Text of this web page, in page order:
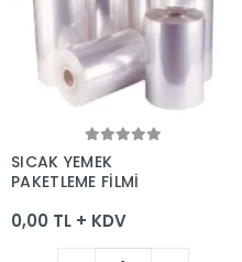
SICAK YEMEK
PAKETLEME FİLMİ
0,00 TL + KDV